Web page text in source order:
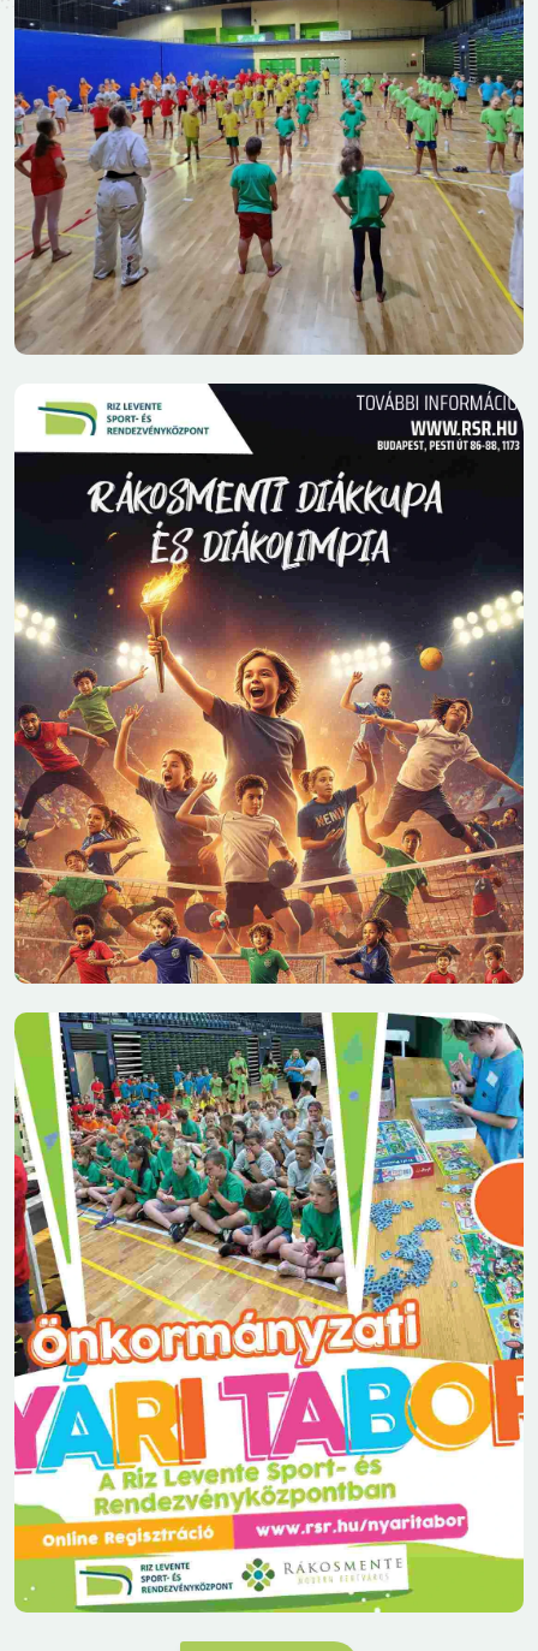
2026.06.25 14:50
AZ IDEI TÁBORBAN AZ ALÁBBI
PROGRAMOKKAL KÉSZÜLÜNK
Már csak néhány nap, és kezdetét veszi az Önkormányzati
Nyári Tábor!
2026.06.23 12:02
HAMAROSAN INDUL A 2026-OS
ÖNKORMÁNYZATI NYÁRI TÁBOR
Kedves Szülők, Kedves Táborozók!
2026.06.17 12:11
DÍJÁTADÓVAL ZÁRTUK A RÁKOSMENTI
DIÁKKUPA ELSŐ ÉVADÁT.
Rákosmenti Diákkupa